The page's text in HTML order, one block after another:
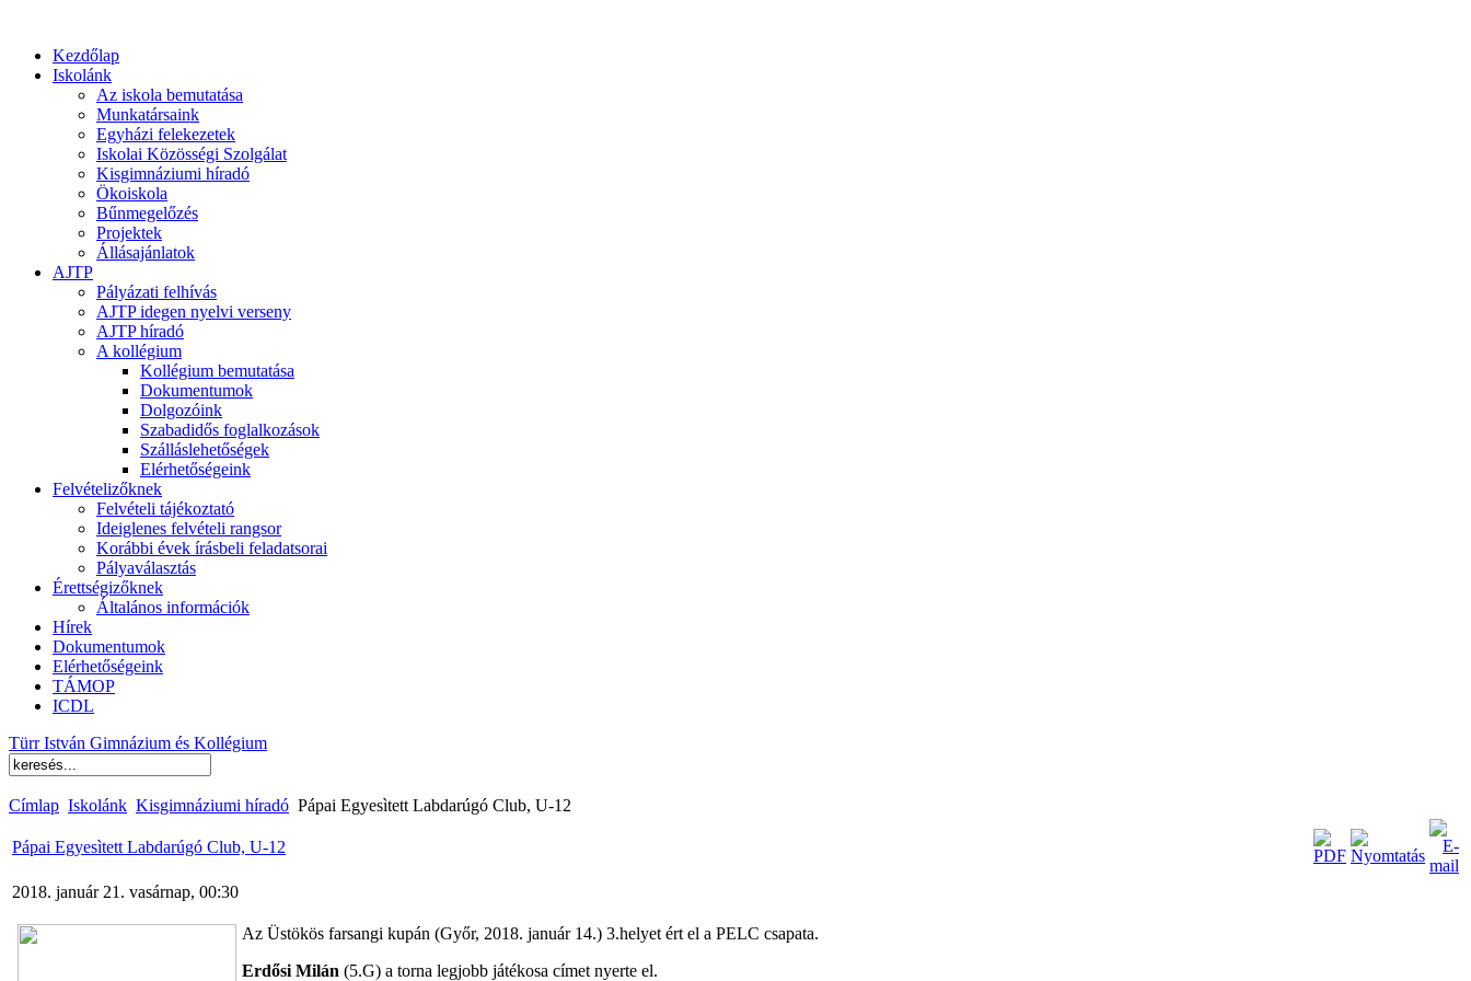
Kezdőlap
Iskolánk
Az iskola bemutatása
Munkatársaink
Egyházi felekezetek
Iskolai Közösségi Szolgálat
Kisgimnáziumi híradó
Ökoiskola
Bűnmegelőzés
Projektek
Állásajánlatok
AJTP
Pályázati felhívás
AJTP idegen nyelvi verseny
AJTP híradó
A kollégium
Kollégium bemutatása
Dokumentumok
Dolgozóink
Szabadidős foglalkozások
Szálláslehetőségek
Elérhetőségeink
Felvételizőknek
Felvételi tájékoztató
Ideiglenes felvételi rangsor
Korábbi évek írásbeli feladatsorai
Pályaválasztás
Érettségizőknek
Általános információk
Hírek
Dokumentumok
Elérhetőségeink
TÁMOP
ICDL
Türr István Gimnázium és Kollégium
Címlap Iskolánk Kisgimnáziumi híradó Pápai Egyesìtett Labdarúgó Club, U-12
Pápai Egyesìtett Labdarúgó Club, U-12
2018. január 21. vasárnap, 00:30
Az Üstökös farsangi kupán (Győr, 2018. január 14.) 3.helyet ért el a PELC csapata.
Erdősi Milán (5.G) a torna legjobb játékosa címet nyerte el.